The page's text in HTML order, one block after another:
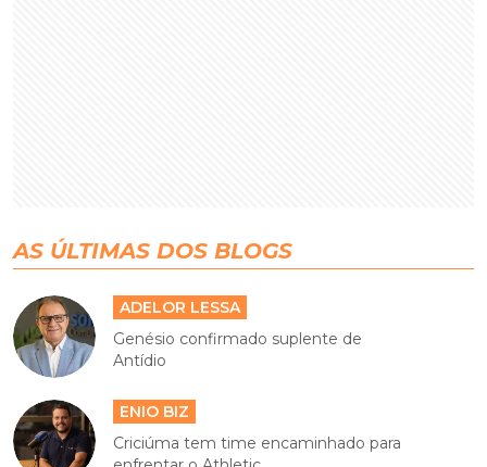
AS ÚLTIMAS DOS BLOGS
ADELOR LESSA
Genésio confirmado suplente de
Antídio
ENIO BIZ
Criciúma tem time encaminhado para